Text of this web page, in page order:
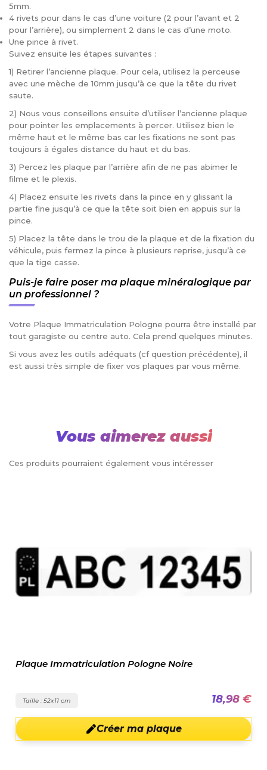
5mm.
4 rivets pour dans le cas d’une voiture (2 pour l’avant et 2
pour l’arrière), ou simplement 2 dans le cas d’une moto.
Une pince à rivet.
Suivez ensuite les étapes suivantes :
1) Retirer l’ancienne plaque. Pour cela, utilisez la perceuse
avec une mèche de 10mm jusqu’à ce que la tête du rivet
saute.
2) Nous vous conseillons ensuite d’utiliser l’ancienne plaque
pour pointer les emplacements à percer. Utilisez bien le
même haut et le même bas car les fixations ne sont pas
toujours à égales distance du haut et du bas.
3) Percez les plaque par l’arrière afin de ne pas abimer le
filme et le plexis.
4) Placez ensuite les rivets dans la pince en y glissant la
partie fine jusqu’à ce que la tête soit bien en appuis sur la
pince.
5) Placez la tête dans le trou de la plaque et de la fixation du
véhicule, puis fermez la pince à plusieurs reprise, jusqu’à ce
que la tige casse.
Puis-je faire poser ma plaque minéralogique par
un professionnel ?
Votre Plaque Immatriculation Pologne pourra être installé par
tout garagiste ou centre auto. Cela prend quelques minutes.
Si vous avez les outils adéquats (cf question précédente), il
est aussi très simple de fixer vos plaques par vous même.
Vous aimerez aussi
Ces produits pourraient également vous intéresser
Plaque Immatriculation Pologne Noire
Taille : 52x11 cm 18,98 €
Créer ma plaque